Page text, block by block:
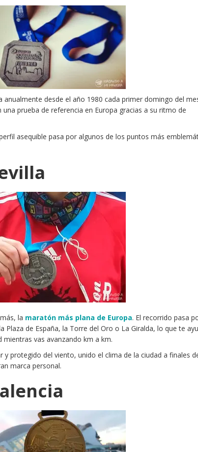
anualmente desde el año 1980 cada primer domingo del
prueba de referencia en Europa gracias a su ritmo de
asequible pasa por algunos de los puntos más
la maratón más plana de Europa. El recorrido pasa
de España, la Torre del Oro o La Giralda, lo que te
mientras vas avanzando km a km.
y protegido del viento, unido el clima de la ciudad a finales
marca personal.